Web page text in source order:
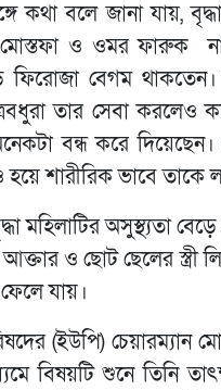
কথা বলে জানা যায়,
মোস্তফা ও ওমর ফারুক
ফিরোজা বেগম
তার সেবা করলেও
বন্ধ করে
শারীরিক ভাবে তাকে
মহিলাটির অসুস্থ্যতা
আক্তার ও ছোট ছেলের
যায়।
(ইউপি) চেয়ারম্যান
বিষয়টি শুনে তিনি